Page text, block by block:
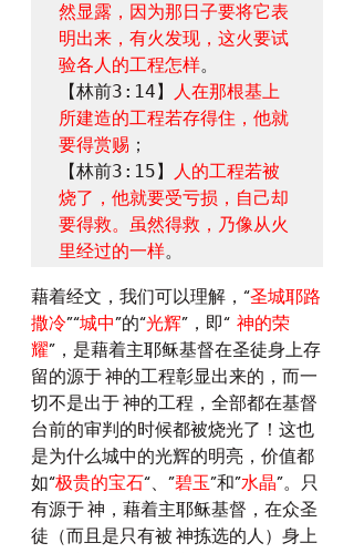
然显露，因为那日子要将它表
明出来，有火发现，这火要试
验各人的工程怎样。
【林前3:14】
人在那根基上
所建造的工程若存得住，他就
要得赏赐 ；
【林前3:15】
人的工程若被
烧了，他就要受亏损，自己却
要得救。虽然得救，乃像从火
里经过的一样。
藉着经文，我们可以理解，“圣城耶路
撒冷”“城中”的“光辉”，即“
  神的荣
耀”，是藉着主耶稣基督在圣徒身上存
留的源于 神的工程彰显出来的，而一
切不是出于 神的工程，全部都在基督
台前的审判的时候都被烧光了！这也
是为什么城中的光辉的明亮，价值都
如“极贵的宝石“、”碧玉”和”水晶”。只
有源于 神，藉着主耶稣基督，在众圣
徒（而且是只有被 神拣选的人）身上